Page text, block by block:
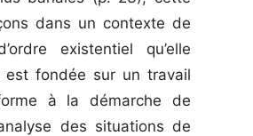
dans un contexte de
existentiel qu’elle
est fondée sur un travail
à la démarche de
des situations de